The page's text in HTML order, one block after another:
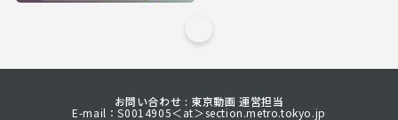
お問い合わせ : 東京動画 運営担当
E-mail：S0014905＜at＞section.metro.tokyo.jp